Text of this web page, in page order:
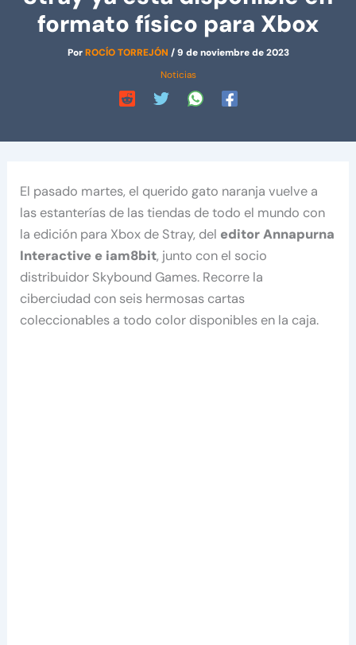
formato físico para Xbox
PorROCÍO TORREJÓN /9 de noviembre de 2023
Noticias
El pasado martes, el querido gato naranja vuelve a
las estanterías de las tiendas de todo el mundo con
la edición para Xbox de Stray, del editor Annapurna
Interactive e iam8bit, junto con el socio
distribuidor Skybound Games. Recorre la
ciberciudad con seis hermosas cartas
coleccionables a todo color disponibles en la caja.